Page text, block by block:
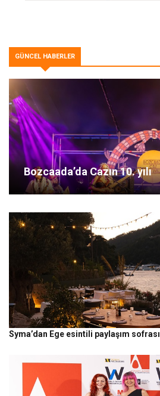
GÜNCEL HABERLER
Bozcaada’da Cazın 10. yılı
Syma’dan Ege esintili paylaşım sofrası